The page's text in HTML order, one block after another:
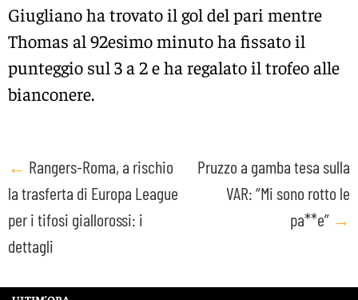
Giugliano ha trovato il gol del pari mentre
Thomas al 92esimo minuto ha fissato il
punteggio sul 3 a 2 e ha regalato il trofeo alle
bianconere.
Post
navigation
← Rangers-Roma, a rischio
la trasferta di Europa League
per i tifosi giallorossi: i
dettagli
Pruzzo a gamba tesa sulla
VAR: “Mi sono rotto le
pa**e” →